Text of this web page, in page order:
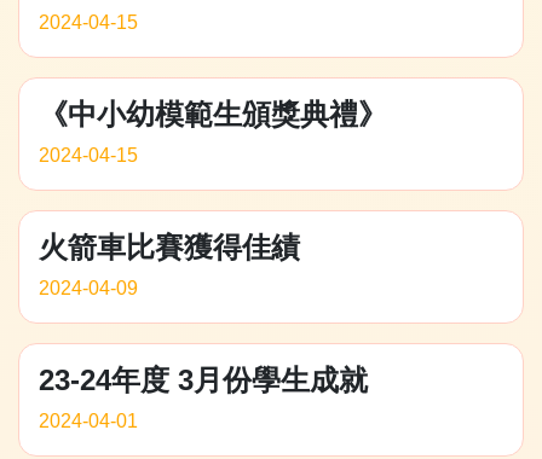
2024-04-15
《中小幼模範生頒獎典禮》
2024-04-15
火箭車比賽獲得佳績
2024-04-09
23-24年度 3月份學生成就
2024-04-01